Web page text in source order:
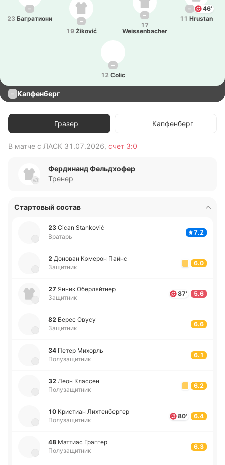
–
12 Colic
–
23 Ба­гра­тио­ни
–
19 Žiković
–
46'
11 Hrustan
–
17
Weissenbacher
– Капфенберг
Гразер Капфенберг
В матче с ЛАСК 31.07.2026, счет 3:0
Фердинанд Фельдхофер
Тренер
Стартовый состав
23 Cican Stanković
Вратарь
7.2
2 До­но­ван Кэ­ме­рон Пайнс
Защитник
6.0
27 Янник Обе­рляй­тнер
Защитник
87' 5.6
82 Берес Овусу
Защитник
6.6
34 Петер Ми­хорль
Полузащитник
6.1
32 Леон Кла­ссен
Полузащитник
6.2
10 Кри­стиан Ли­хте­нбе­ргер
Полузащитник
80' 6.4
48 Ма­ттиас Гра­ггер
Полузащитник
6.3